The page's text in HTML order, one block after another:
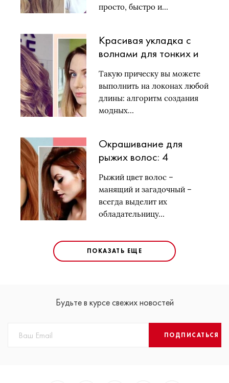
просто, быстро и…
Красивая укладка с
волнами для тонких и
Такую прическу вы можете
выполнить на локонах любой
длины: алгоритм создания
модных…
Окрашивание для
рыжих волос: 4
Рыжий цвет волос –
манящий и загадочный –
всегда выделит их
обладательницу…
ПОКАЗАТЬ ЕЩЕ
Будьте в курсе свежих новостей
ПОДПИСАТЬСЯ